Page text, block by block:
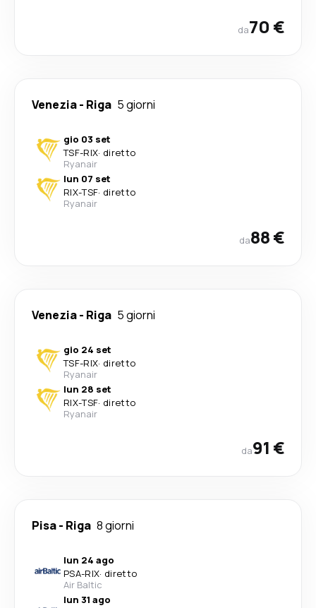
da70 €
Venezia- Riga 5 giorni
gio 03 set
TSF-RIX· diretto
Ryanair
lun 07 set
RIX-TSF· diretto
Ryanair
da88 €
Venezia- Riga 5 giorni
gio 24 set
TSF-RIX· diretto
Ryanair
lun 28 set
RIX-TSF· diretto
Ryanair
da91 €
Pisa- Riga 8 giorni
lun 24 ago
PSA-RIX· diretto
Air Baltic
lun 31 ago